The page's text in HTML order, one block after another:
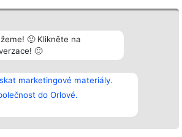
🙂 Klikněte na
🙂
marketingové materiály.
do Orlové.
Plebiscyt
Vítězové
Seznam všech
laureátů
Pravidla
ochrany
Kontakt